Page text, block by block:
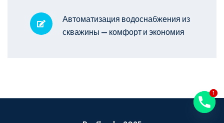
Автоматизация водоснабжения из
скважины — комфорт и экономия
11